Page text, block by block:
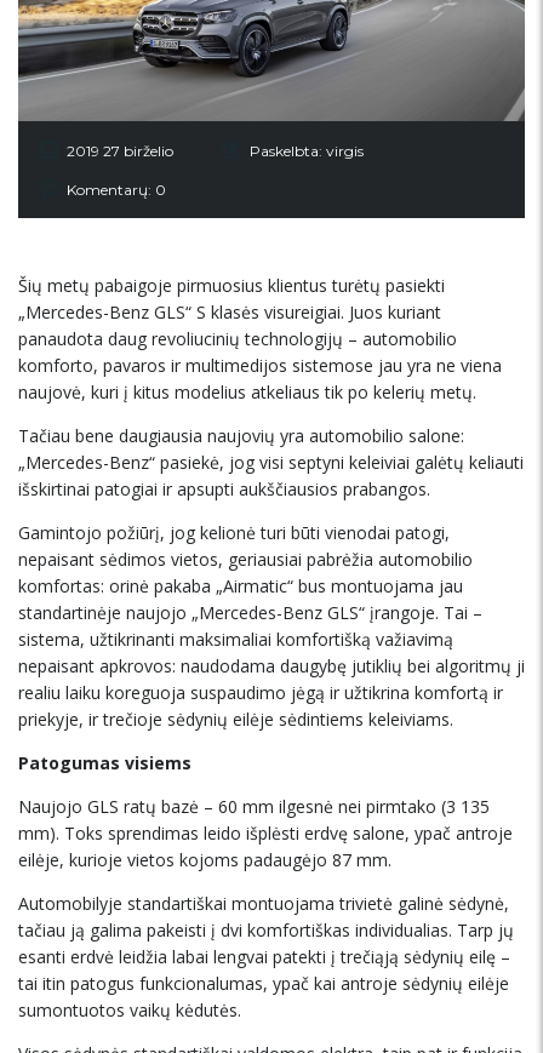
2019 27 birželio Paskelbta: virgis
Komentarų: 0
Šių metų pabaigoje pirmuosius klientus turėtų pasiekti
„Mercedes-Benz GLS“ S klasės visureigiai. Juos kuriant
panaudota daug revoliucinių technologijų – automobilio
komforto, pavaros ir multimedijos sistemose jau yra ne viena
naujovė, kuri į kitus modelius atkeliaus tik po kelerių metų.
Tačiau bene daugiausia naujovių yra automobilio salone:
„Mercedes-Benz“ pasiekė, jog visi septyni keleiviai galėtų keliauti
išskirtinai patogiai ir apsupti aukščiausios prabangos.
Gamintojo požiūrį, jog kelionė turi būti vienodai patogi,
nepaisant sėdimos vietos, geriausiai pabrėžia automobilio
komfortas: orinė pakaba „Airmatic“ bus montuojama jau
standartinėje naujojo „Mercedes-Benz GLS“ įrangoje. Tai –
sistema, užtikrinanti maksimaliai komfortišką važiavimą
nepaisant apkrovos: naudodama daugybę jutiklių bei algoritmų ji
realiu laiku koreguoja suspaudimo jėgą ir užtikrina komfortą ir
priekyje, ir trečioje sėdynių eilėje sėdintiems keleiviams.
Patogumas visiems
Naujojo GLS ratų bazė – 60 mm ilgesnė nei pirmtako (3 135
mm). Toks sprendimas leido išplėsti erdvę salone, ypač antroje
eilėje, kurioje vietos kojoms padaugėjo 87 mm.
Automobilyje standartiškai montuojama trivietė galinė sėdynė,
tačiau ją galima pakeisti į dvi komfortiškas individualias. Tarp jų
esanti erdvė leidžia labai lengvai patekti į trečiąją sėdynių eilę –
tai itin patogus funkcionalumas, ypač kai antroje sėdynių eilėje
sumontuotos vaikų kėdutės.